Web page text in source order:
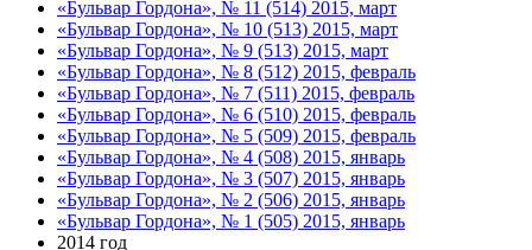
«Бульвар Гордона», № 11 (514) 2015, март
«Бульвар Гордона», № 10 (513) 2015, март
«Бульвар Гордона», № 9 (513) 2015, март
«Бульвар Гордона», № 8 (512) 2015, февраль
«Бульвар Гордона», № 7 (511) 2015, февраль
«Бульвар Гордона», № 6 (510) 2015, февраль
«Бульвар Гордона», № 5 (509) 2015, февраль
«Бульвар Гордона», № 4 (508) 2015, январь
«Бульвар Гордона», № 3 (507) 2015, январь
«Бульвар Гордона», № 2 (506) 2015, январь
«Бульвар Гордона», № 1 (505) 2015, январь
2014 год